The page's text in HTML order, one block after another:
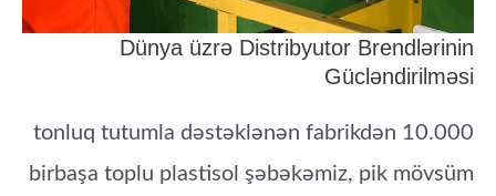
Dünya üzrə Distribyutor Brendlərinin
Gücləndirilməsi
10.000 tonluq tutumla dəstəklənən fabrikdən
birbaşa toplu plastisol şəbəkəmiz, pik mövsüm